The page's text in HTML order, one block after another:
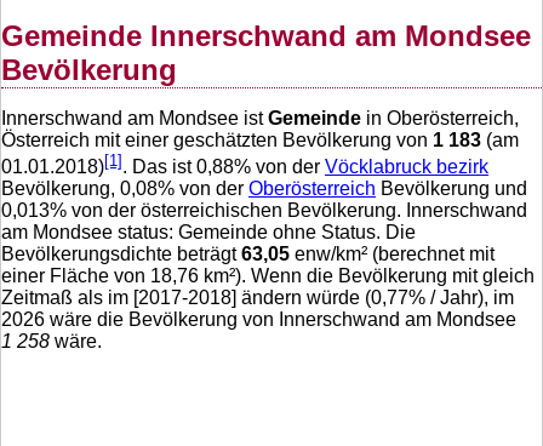
Gemeinde Innerschwand am Mondsee
Bevölkerung
Innerschwand am Mondsee istGemeinde in Oberösterreich,
Österreich mit einer geschätzten Bevölkerung von 1 183 (am
01.01.2018)[1] . Das ist0,88% von der Vöcklabruck bezirk
Bevölkerung, 0,08% von der Oberösterreich Bevölkerung und
0,013% von der österreichischen Bevölkerung. Innerschwand
am Mondsee status: Gemeinde ohne Status. Die
Bevölkerungsdichte beträgt63,05 enw/km² (berechnet mit
einer Fläche von 18,76 km²). Wenn die Bevölkerung mit gleich
Zeitmaß als im [2017-2018] ändern würde (0,77% / Jahr), im
2026 wäre die Bevölkerung von Innerschwand am Mondsee
1 258 wäre.